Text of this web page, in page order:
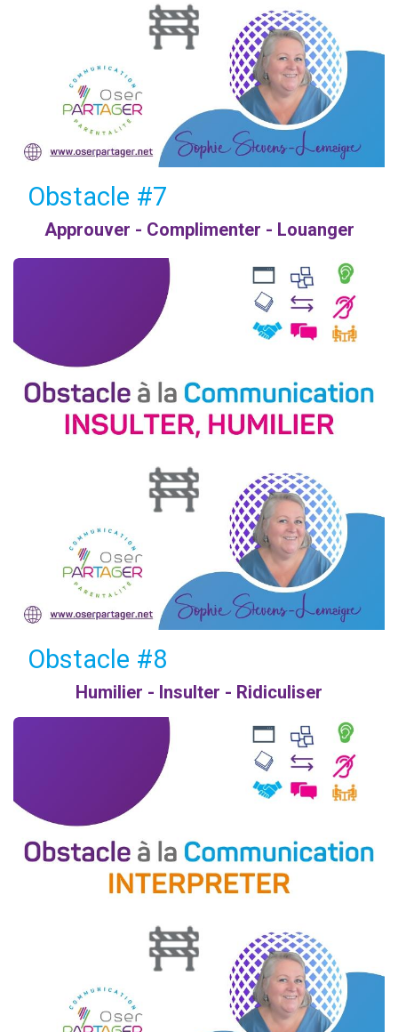
Obstacle #7
Approuver - Complimenter - Louanger
Obstacle #8
Humilier - Insulter - Ridiculiser